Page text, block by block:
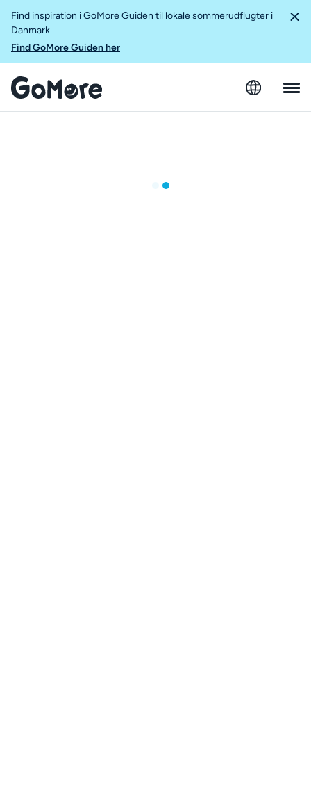
Find inspiration i GoMore Guiden til lokale sommerudflugter i
Danmark
Find GoMore Guiden her